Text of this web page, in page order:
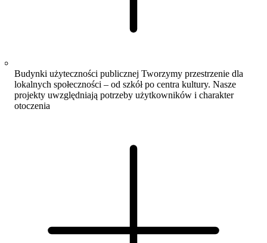
Budynki użyteczności publicznej Tworzymy przestrzenie dla
lokalnych społeczności – od szkół po centra kultury. Nasze
projekty uwzględniają potrzeby użytkowników i charakter
otoczenia